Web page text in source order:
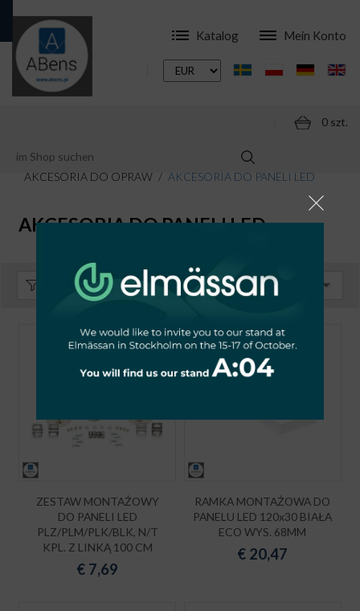
Katalog Mein Konto
0 szt.
ONLINESHOP
AKCESORIA DO OPRAW
AKCESORIA DO PANELI LED
AKCESORIA DO PANELI LED
Sortieren: Standard
ZESTAW MONTAŻOWY
DO PANELI LED
PLZ/PLM/PLK/BLK, N/T
KPL. Z LINKĄ 100 CM
€ 7,69
RAMKA MONTAŻOWA DO
PANELU LED 120x30 BIAŁA
ECO WYS. 68MM
€ 20,47